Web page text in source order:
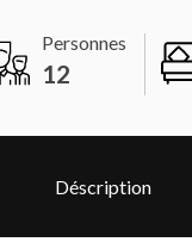
Personnes
12
Déscription